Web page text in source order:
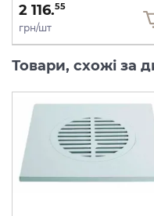
2 116.55
грн/шт
Товари, схожі за